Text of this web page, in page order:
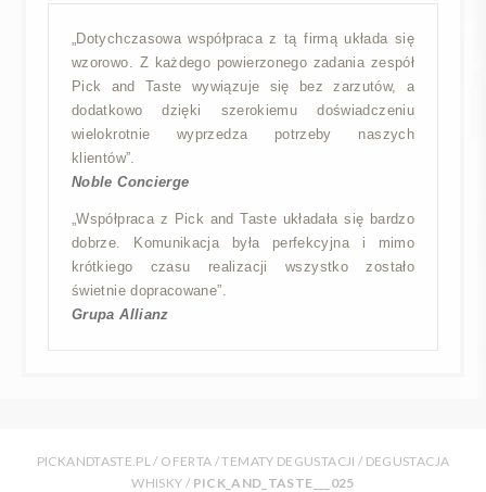
„Dotychczasowa współpraca z tą firmą układa się
wzorowo. Z każdego powierzonego zadania zespół
Pick and Taste wywiązuje się bez zarzutów, a
dodatkowo dzięki szerokiemu doświadczeniu
wielokrotnie wyprzedza potrzeby naszych
klientów”.
Noble Concierge
„Współpraca z Pick and Taste układała się bardzo
dobrze. Komunikacja była perfekcyjna i mimo
krótkiego czasu realizacji wszystko zostało
świetnie dopracowane”.
Grupa Allianz
PICKANDTASTE.PL/ OFERTA /TEMATY DEGUSTACJI / DEGUSTACJA
WHISKY / PICK_AND_TASTE___025